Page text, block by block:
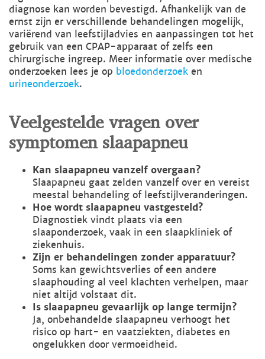
diagnose kan worden bevestigd. Afhankelijk van de
ernst zijn er verschillende behandelingen mogelijk,
variërend van leefstijladvies en aanpassingen tot het
gebruik van een CPAP-apparaat of zelfs een
chirurgische ingreep. Meer informatie over medische
onderzoeken lees je op bloedonderzoek en
urineonderzoek.
Veelgestelde vragen over
symptomen slaapapneu
Kan slaapapneu vanzelf overgaan?
Slaapapneu gaat zelden vanzelf over en vereist
meestal behandeling of leefstijlveranderingen.
Hoe wordt slaapapneu vastgesteld?
Diagnostiek vindt plaats via een
slaaponderzoek, vaak in een slaapkliniek of
ziekenhuis.
Zijn er behandelingen zonder apparatuur?
Soms kan gewichtsverlies of een andere
slaaphouding al veel klachten verhelpen, maar
niet altijd volstaat dit.
Is slaapapneu gevaarlijk op lange termijn?
Ja, onbehandelde slaapapneu verhoogt het
risico op hart- en vaatziekten, diabetes en
ongelukken door vermoeidheid.